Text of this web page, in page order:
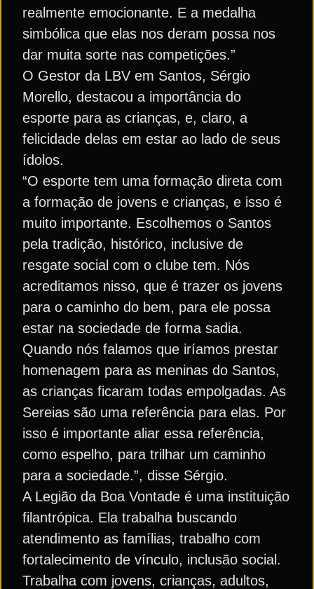
realmente emocionante. E a medalha
simbólica que elas nos deram possa nos
dar muita sorte nas competições.”
O Gestor da LBV em Santos, Sérgio
Morello, destacou a importância do
esporte para as crianças, e, claro, a
felicidade delas em estar ao lado de seus
ídolos.
“O esporte tem uma formação direta com
a formação de jovens e crianças, e isso é
muito importante. Escolhemos o Santos
pela tradição, histórico, inclusive de
resgate social com o clube tem. Nós
acreditamos nisso, que é trazer os jovens
para o caminho do bem, para ele possa
estar na sociedade de forma sadia.
Quando nós falamos que iríamos prestar
homenagem para as meninas do Santos,
as crianças ficaram todas empolgadas. As
Sereias são uma referência para elas. Por
isso é importante aliar essa referência,
como espelho, para trilhar um caminho
para a sociedade.”, disse Sérgio.
A Legião da Boa Vontade é uma instituição
filantrópica. Ela trabalha buscando
atendimento as famílias, trabalho com
fortalecimento de vínculo, inclusão social.
Trabalha com jovens, crianças, adultos,